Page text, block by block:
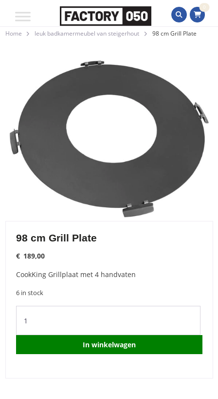
0
Home leuk badkamermeubel van steigerhout 98 cm Grill Plate
98 cm Grill Plate
€ 189,00
CookKing Grillplaat met 4 handvaten
6 in stock
cm
In winkelwagen